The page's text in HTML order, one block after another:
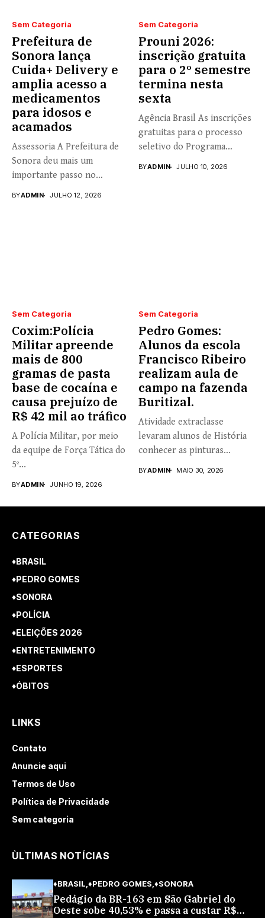
Sem Categoria
Prefeitura de
Sonora lança
Cuida+ Delivery e
amplia acesso a
medicamentos
para idosos e
acamados
Assessoria A Prefeitura de
Sonora deu mais um
importante passo no
BYADMIN JULHO 12, 2026
Sem Categoria
Prouni 2026:
inscrição gratuita
para o 2º semestre
termina nesta
sexta
Agência Brasil As inscrições
gratuitas para o processo
seletivo do Programa
BYADMIN JULHO 10, 2026
Sem Categoria
Coxim:Polícia
Militar apreende
mais de 800
gramas de pasta
base de cocaína e
causa prejuízo de
R$ 42 mil ao tráfico
A Polícia Militar, por meio
da equipe de Força Tática do
5º...
BYADMIN JUNHO 19, 2026
Sem Categoria
Pedro Gomes:
Alunos da escola
Francisco Ribeiro
realizam aula de
campo na fazenda
Buritizal.
Atividade extraclasse
levaram alunos de História
conhecer as pinturas
BYADMIN MAIO 30, 2026
CATEGORIAS
♦BRASIL
♦PEDRO GOMES
♦SONORA
♦POLÍCIA
♦ELEIÇÕES 2026
♦ENTRETENIMENTO
♦ESPORTES
♦ÓBITOS
LINKS
Contato
Anuncie aqui
Termos de Uso
Política de Privacidade
Sem categoria
ÙLTIMAS NOTÍCIAS
♦BRASIL ♦PEDRO GOMES ♦SONORA
Pedágio da BR-163 em São Gabriel do
Oeste sobe 40,53% e passa a custar R$